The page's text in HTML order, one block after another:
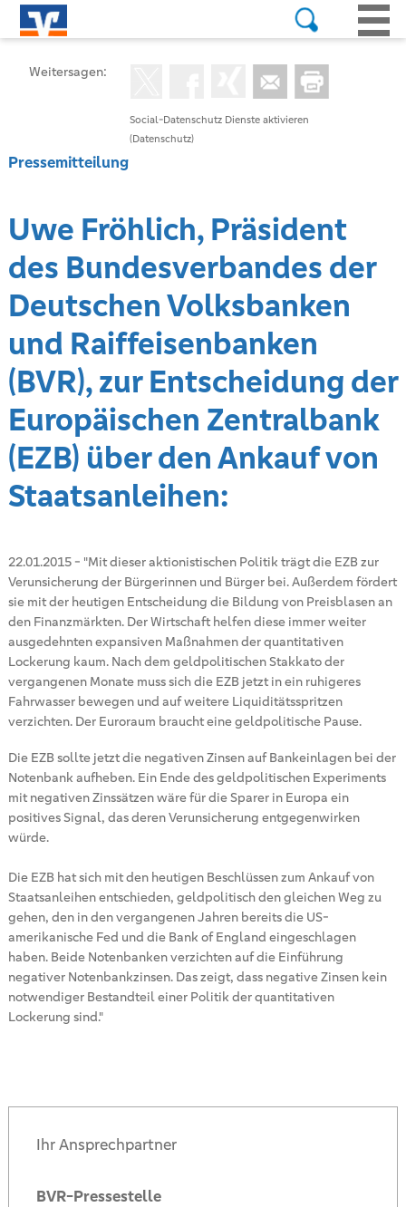
Social-Datenschutz Dienste aktivieren
(Datenschutz)
Weitersagen:
Pressemitteilung
Uwe Fröhlich, Präsident
des Bundesverbandes der
Deutschen Volksbanken
und Raiffeisenbanken
(BVR), zur Entscheidung der
Europäischen Zentralbank
(EZB) über den Ankauf von
Staatsanleihen:
22.01.2015- "Mit dieser aktionistischen Politik trägt die EZB zur
Verunsicherung der Bürgerinnen und Bürger bei. Außerdem fördert
sie mit der heutigen Entscheidung die Bildung von Preisblasen an
den Finanzmärkten. Der Wirtschaft helfen diese immer weiter
ausgedehnten expansiven Maßnahmen der quantitativen
Lockerung kaum. Nach dem geldpolitischen Stakkato der
vergangenen Monate muss sich die EZB jetzt in ein ruhigeres
Fahrwasser bewegen und auf weitere Liquiditätsspritzen
verzichten. Der Euroraum braucht eine geldpolitische Pause.
Die EZB sollte jetzt die negativen Zinsen auf Bankeinlagen bei der
Notenbank aufheben. Ein Ende des geldpolitischen Experiments
mit negativen Zinssätzen wäre für die Sparer in Europa ein
positives Signal, das deren Verunsicherung entgegenwirken
würde.
Die EZB hat sich mit den heutigen Beschlüssen zum Ankauf von
Staatsanleihen entschieden, geldpolitisch den gleichen Weg zu
gehen, den in den vergangenen Jahren bereits die US-
amerikanische Fed und die Bank of England eingeschlagen
haben. Beide Notenbanken verzichten auf die Einführung
negativer Notenbankzinsen. Das zeigt, dass negative Zinsen kein
notwendiger Bestandteil einer Politik der quantitativen
Lockerung sind."
Ihr Ansprechpartner
BVR-Pressestelle